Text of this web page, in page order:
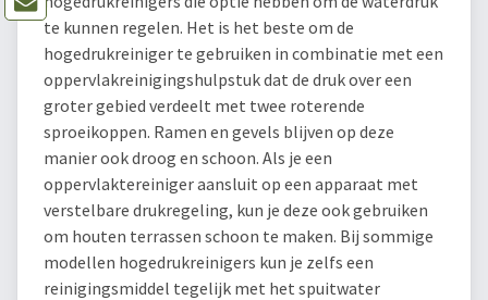
te kunnen regelen. Het is het beste om de
hogedrukreiniger te gebruiken in combinatie met een
oppervlakreinigingshulpstuk dat de druk over een
groter gebied verdeelt met twee roterende
sproeikoppen. Ramen en gevels blijven op deze
manier ook droog en schoon. Als je een
oppervlaktereiniger aansluit op een apparaat met
verstelbare drukregeling, kun je deze ook gebruiken
om houten terrassen schoon te maken. Bij sommige
modellen hogedrukreinigers kun je zelfs een
reinigingsmiddel tegelijk met het spuitwater